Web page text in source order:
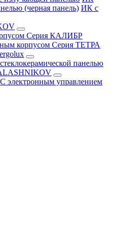
(черная панель) ИК с
Серия КАЛИБР
корпусом Серия ТЕТРА
панелью
С электронным управлением